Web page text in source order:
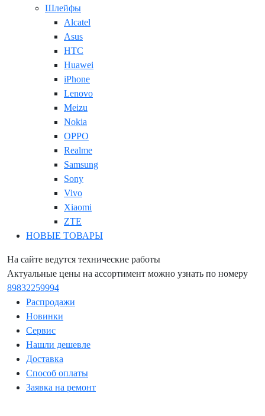
Шлейфы
Alcatel
Asus
HTC
Huawei
iPhone
Lenovo
Meizu
Nokia
OPPO
Realme
Samsung
Sony
Vivo
Xiaomi
ZTE
НОВЫЕ ТОВАРЫ
На сайте ведутся технические работы
Актуальные цены на ассортимент можно узнать по номеру
89832259994
Распродажи
Новинки
Сервис
Нашли дешевле
Доставка
Способ оплаты
Заявка на ремонт